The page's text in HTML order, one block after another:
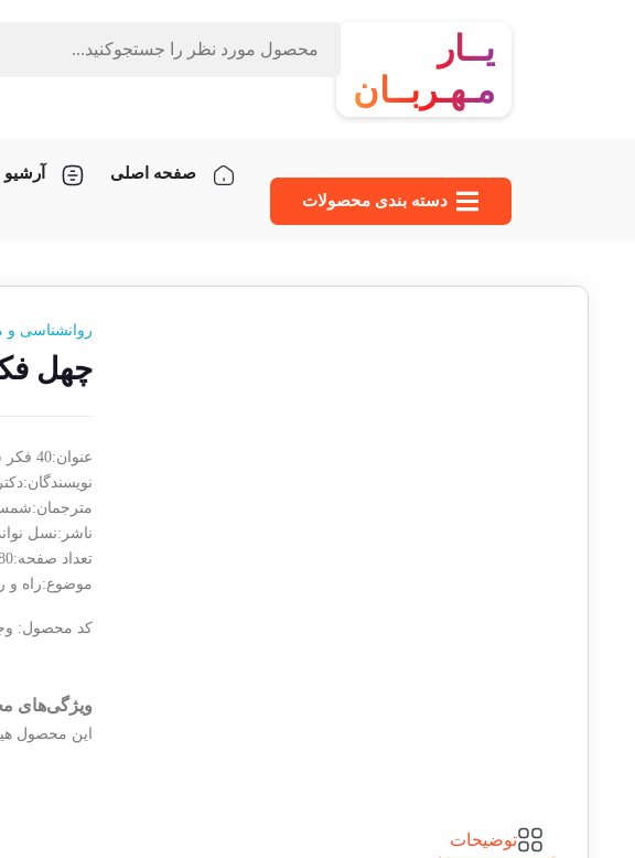
یــار
مـهـربــان
دسته‌ بندی محصولات
صفحه اصلی آرشیو
روانشناسی و
چهل
عنوان:40 فکر سمی
مترجمان:شمس
ناشر:نسل
تعداد صفحه:180
موضوع:راه و
کد محصول:
ویژگی‌های
این محصول
توضیحات